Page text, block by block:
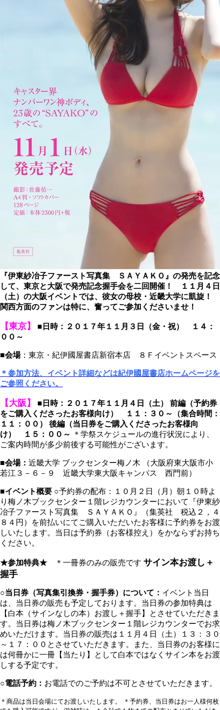
『伊東紗冶子ファースト写真集 ＳＡＹＡＫＯ』の発売を記念
して、東京と大阪で発売記念握手会を二回開催！ １１月４日
（土）の大阪イベントでは、彼女の母校・近畿大学に凱旋！
関西方面のファンは特に、奮ってご参加くださいませ！
【東京】
■日時：２０１７年１１月３日（金・祝） １４：
００～
■会場：東京・紀伊國屋書店新宿本店 ８Ｆイベントスペース
＊参加方法、イベント詳細などは紀伊國屋書店ホームページを
ご参照ください。
【大阪】
■日時：２０１７年１１月４日（土） 前編（予約券
をご購入くださったお客様向け） １１：３０～（集合時間：
１１：００） 後編（当日券をご購入くださったお客様向
け） １５：００～
＊学祭スケジュールの進行状況により、
ご案内時間が多少前後する可能性がございます。
■会場： 近畿大学 ブックセンター梅ノ木 （大阪府東大阪市小
若江３－６－９ 近畿大学東大阪キャンパス 西門前）
■イベント概要 ○予約券の配布：１０月２日（月）朝１０時よ
り梅ノ木ブックセンター１階レジカウンターにおいて『伊東紗
冶子ファースト写真集 ＳＡＹＡＫＯ』（集英社 税込２，４
８４円）を前払いにてご購入いただいたお客様に予約券をお渡
しいたします。当日は予約券（お客様控え）をかならずお持ち
ください。
★参加特典★ ＊一冊券のみの販売です サイン本お渡し＋
握手
○当日券（写真集引換券・握手券）について： イベント当日
は、当日券の販売も予定しております。当日券の参加特典は
【白本（サインなしの本）お渡し＋握手】とさせていただきま
す。当日券は梅ノ木ブックセンター１階レジカウンターでお求
めいただけます。当日券の販売は１１月４日（土）１３：３０
～１７：００とさせていただきます。また、当日券のお客様に
は何冊かに一冊【当たり】として白本ではなくサイン本をお渡
しする予定です。
○電話予約： お電話でのご予約は不可とさせていただきます。
＊商品は当日会場にてお渡しいたします。
＊予約券、当日券はお一人様何枚